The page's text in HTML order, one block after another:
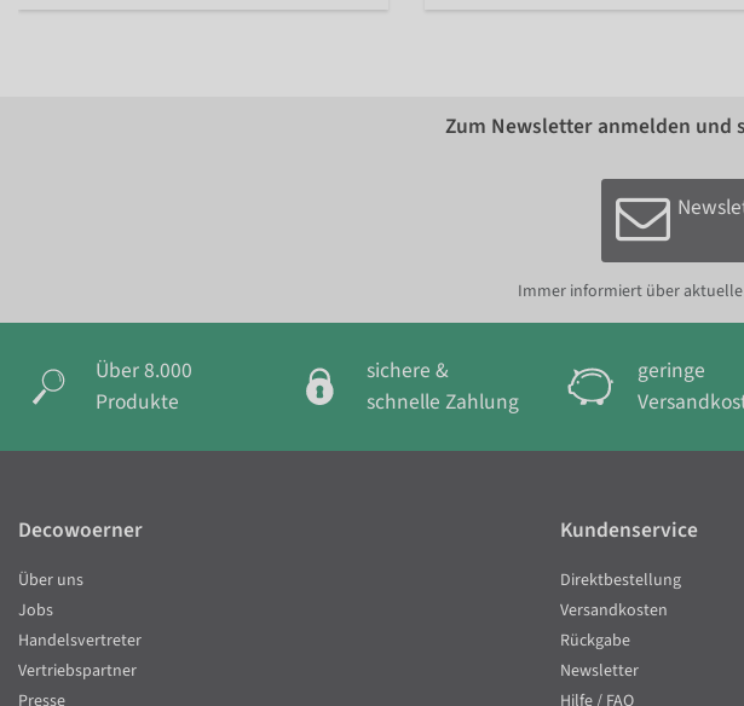
Zum Newsletter anmelden und
Immer informiert über aktuelle
Über 8.000
Produkte
sichere &
schnelle Zahlung
geringe
Decowoerner
Über uns
Jobs
Handelsvertreter
Vertriebspartner
Kundenservice
Direktbestellung
Versandkosten
Rückgabe
Newsletter